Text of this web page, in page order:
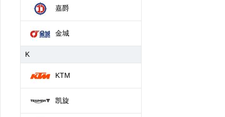
嘉爵
金城
K
KTM
凯旋